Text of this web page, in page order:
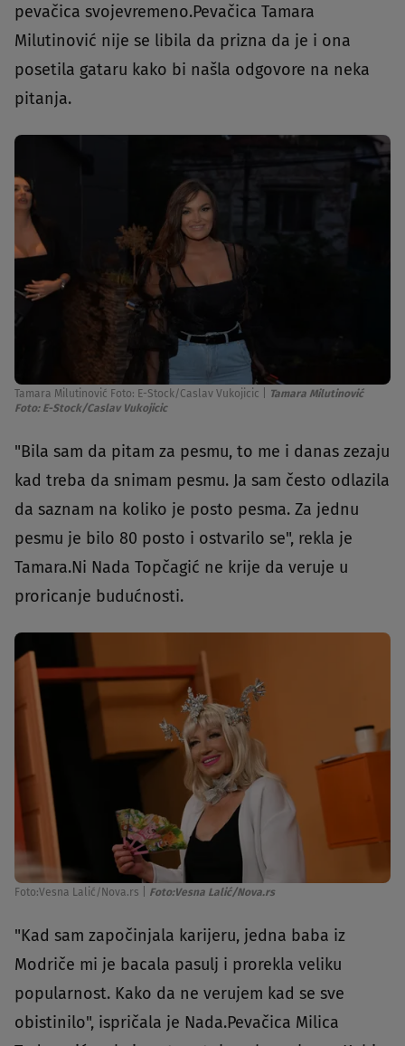
pevačica svojevremeno.Pevačica Tamara
Milutinović nije se libila da prizna da je i ona
posetila gataru kako bi našla odgovore na neka
pitanja.
Tamara Milutinović Foto: E-Stock/Caslav Vukojicic
Tamara Milutinović
Foto: E-Stock/Caslav Vukojicic
"Bila sam da pitam za pesmu, to me i danas zezaju
kad treba da snimam pesmu. Ja sam često odlazila
da saznam na koliko je posto pesma. Za jednu
pesmu je bilo 80 posto i ostvarilo se", rekla je
Tamara.Ni Nada Topčagić ne krije da veruje u
proricanje budućnosti.
Foto:Vesna Lalić/Nova.rs Foto:Vesna Lalić/Nova.rs
"Kad sam započinjala karijeru, jedna baba iz
Modriče mi je bacala pasulj i prorekla veliku
popularnost. Kako da ne verujem kad se sve
obistinilo", ispričala je Nada.Pevačica Milica